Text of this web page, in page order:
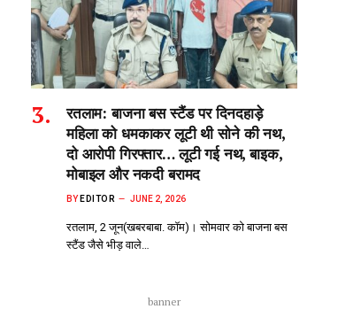
रतलाम: बाजना बस स्टैंड पर दिनदहाड़े
महिला को धमकाकर लूटी थी सोने की नथ,
दो आरोपी गिरफ्तार… लूटी गई नथ, बाइक,
मोबाइल और नकदी बरामद
BY EDITOR JUNE 2, 2026
रतलाम, 2 जून(खबरबाबा. कॉम)। सोमवार को बाजना बस
स्टैंड जैसे भीड़‌ वाले…
banner